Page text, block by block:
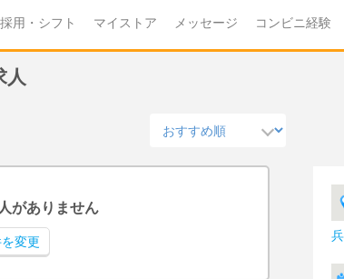
採用・シフト マイストア メッセージ コンビニ経験
人
がありません
変更